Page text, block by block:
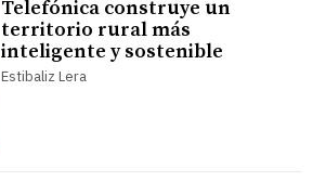
Telefónica construye un
territorio rural más
inteligente y sostenible
Estibaliz Lera